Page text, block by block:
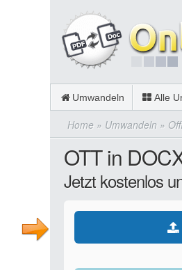
Umwandeln Alle
Home » Umwandeln »
OTT in
Jetzt kostenlos